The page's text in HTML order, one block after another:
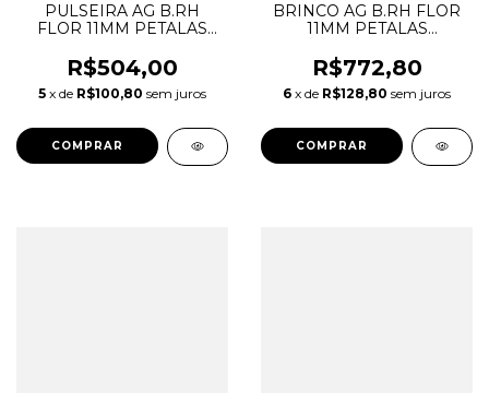
PULSEIRA AG B.RH
FLOR 11MM PETALAS
BORDAS CRAVEJADAS
ZIRC BRANCAS
DRIPURHT17.1972
R$504,00
5 x de R$100,80 sem juros
BRINCO AG B.RH FLOR
11MM PETALAS
BORDAS CRAVEJADAS
ZIRC BRANCAS
DRIBRRH.6891
R$772,80
6 x de R$128,80 sem juros